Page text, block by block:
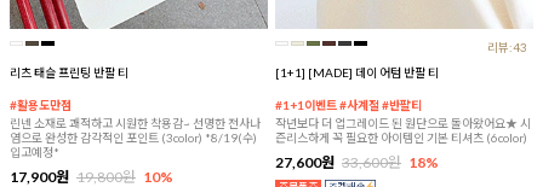
리츠 태슬 프린팅 반팔 티
#활용도만점
린넨 소재로 쾌적하고 시원한 착용감~ 선명한 전사나
염으로 완성한 감각적인 포인트 (3color) *8/19(수)
입고예정*
17,900원 19,800원 10%
리뷰:43
[1+1] [MADE] 데이 어텀 반팔 티
#1+1이벤트 #사계절 #반팔티
작년보다 더 업그레이드 된 원단으로 돌아왔어요★ 시
즌리스하게 꼭 필요한 아이템인 기본 티셔츠 (6color)
27,600원 33,600원 18%